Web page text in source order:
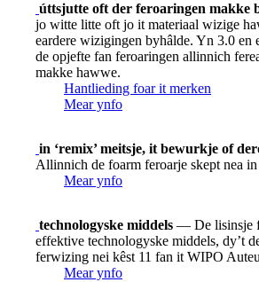
úttsjutte oft der feroaringen makke
jo witte litte oft jo it materiaal wizige
eardere wizigingen byhâlde. Yn 3.0 en
de opjefte fan feroaringen allinnich
makke hawwe.
Hantlieding foar it merken
Mear ynfo
in ‘remix’ meitsje, it bewurkje of
Allinnich de foarm feroarje skept nea
Mear ynfo
technologyske middels — De lisinsje
effektive technologyske middels, dy’t
ferwizing nei kêst 11 fan it WIPO
Mear ynfo